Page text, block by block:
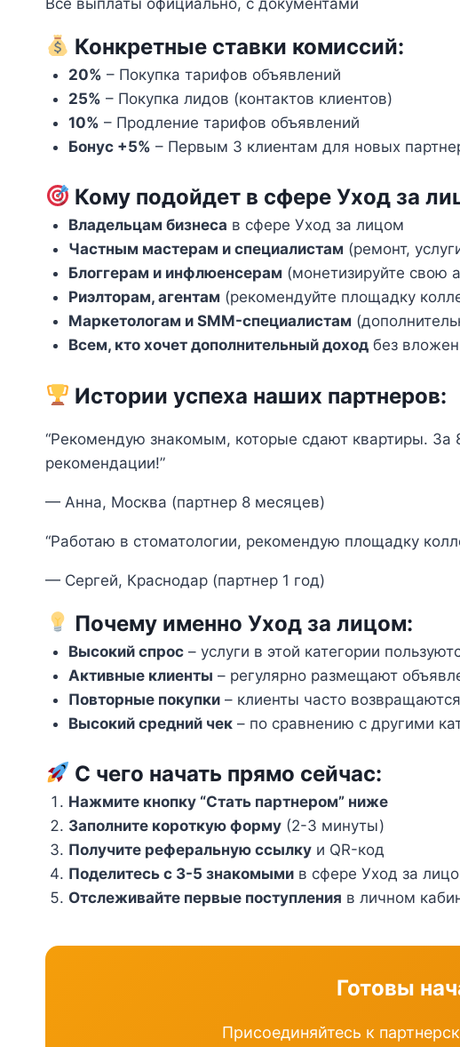
Конкретные ставки комиссий:
20% – Покупка тарифов объявлений
25% – Покупка лидов (контактов клиентов)
10% – Продление тарифов объявлений
Бонус +5% – Первым 3 клиентам для новых
Кому подойдет в сфере Уход за
Владельцам бизнеса в сфере Уход за лицом
Частным мастерам и специалистам (ремонт,
Блоггерам и инфлюенсерам (монетизируйте свою
Риэлторам, агентам (рекомендуйте площадку
Маркетологам и SMM-специалистам
Всем, кто хочет дополнительный доходбез
Истории успеха наших партнеров:
“Рекомендую знакомым, которые сдают квартиры. За
рекомендации!”
— Анна, Москва (партнер 8 месяцев)
“Работаю в стоматологии, рекомендую площадку
— Сергей, Краснодар (партнер 1 год)
Почему именно Уход за лицом:
Высокий спрос– услуги в этой категории
Активные клиенты – регулярно размещают
Повторные покупки– клиенты часто
Высокий средний чек– по сравнению с другими
С чего начать прямо сейчас:
Нажмите кнопку “Стать партнером” ниже
Заполните короткую форму(2-3 минуты)
Получите реферальную ссылкуи QR-код
Поделитесь с 3-5 знакомымив сфере Уход за
Отслеживайте первые поступления в личном
Готовы
Присоединяйтесь к